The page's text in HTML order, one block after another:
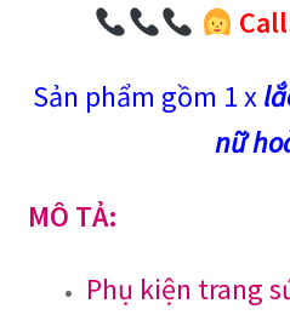
Sản phẩm gồm 1 x
nữ
MÔ TẢ:
Phụ kiện trang